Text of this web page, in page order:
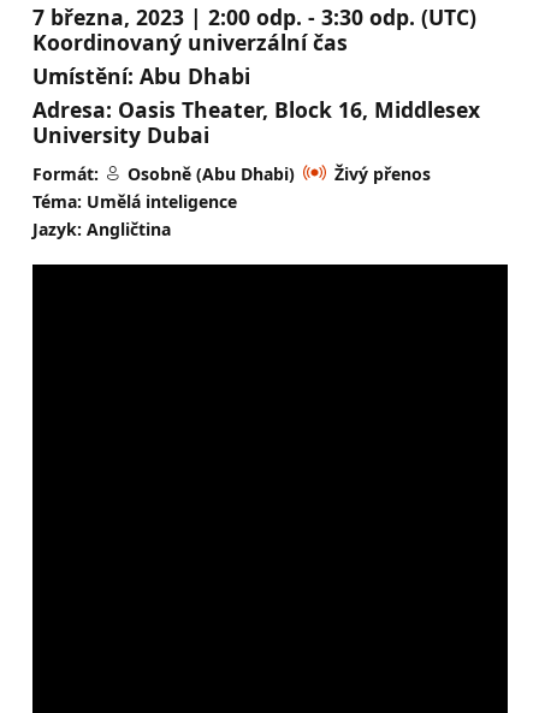
7 března, 2023 | 2:00 odp. - 3:30 odp. (UTC)
Koordinovaný univerzální čas
Umístění: Abu Dhabi
Adresa: Oasis Theater, Block 16, Middlesex
University Dubai
Formát: Osobně (Abu Dhabi)
Živý přenos
Téma: Umělá inteligence
Jazyk: Angličtina